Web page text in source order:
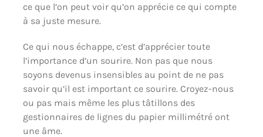
ce que l’on peut voir qu’on apprécie ce qui compte
à sa juste mesure.
Ce qui nous échappe, c’est d’apprécier toute
l’importance d’un sourire. Non pas que nous
soyons devenus insensibles au point de ne pas
savoir qu’il est important ce sourire. Croyez-nous
ou pas mais même les plus tâtillons des
gestionnaires de lignes du papier millimétré ont
une âme.